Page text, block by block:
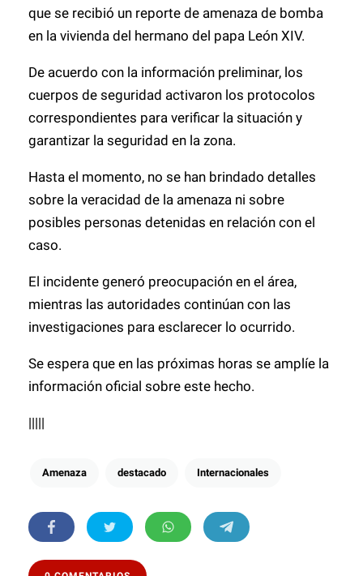
que se recibió un reporte de amenaza de bomba
en la vivienda del hermano del papa León XIV.
De acuerdo con la información preliminar, los
cuerpos de seguridad activaron los protocolos
correspondientes para verificar la situación y
garantizar la seguridad en la zona.
Hasta el momento, no se han brindado detalles
sobre la veracidad de la amenaza ni sobre
posibles personas detenidas en relación con el
caso.
El incidente generó preocupación en el área,
mientras las autoridades continúan con las
investigaciones para esclarecer lo ocurrido.
Se espera que en las próximas horas se amplíe la
información oficial sobre este hecho.
|||||
Amenaza destacado Internacionales